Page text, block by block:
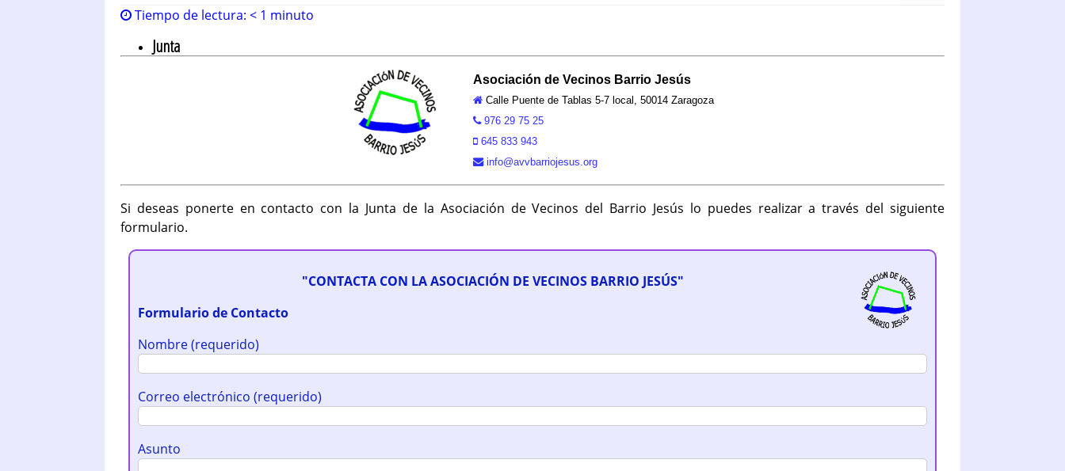
Tiempo de lectura: < 1 minuto
Junta
Asociación de Vecinos Barrio Jesús
Calle Puente de Tablas 5-7 local, 50014 Zaragoza
976 29 75 25
645 833 943
info@avvbarriojesus.org
Si deseas ponerte en contacto con la Junta de la Asociación de Vecinos del Barrio Jesús lo puedes realizar a través del siguiente
formulario.
"CONTACTA CON LA ASOCIACIÓN DE VECINOS BARRIO JESÚS"
Formulario de Contacto
Nombre (requerido)
Correo electrónico (requerido)
Asunto